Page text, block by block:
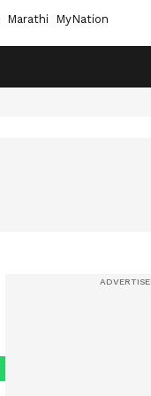
Marathi MyNation